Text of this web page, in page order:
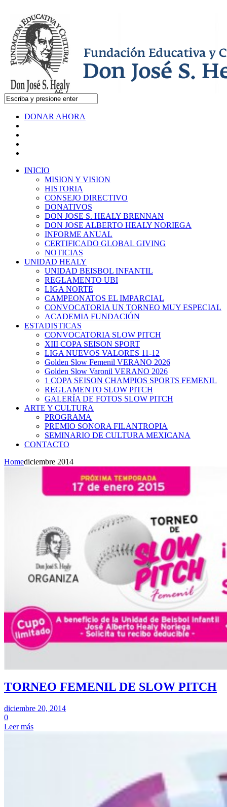
DONAR AHORA
INICIO
MISION Y VISION
HISTORIA
CONSEJO DIRECTIVO
DONATIVOS
DON JOSE S. HEALY BRENNAN
DON JOSE ALBERTO HEALY NORIEGA
INFORME ANUAL
CERTIFICADO GLOBAL GIVING
NOTICIAS
UNIDAD HEALY
UNIDAD BEISBOL INFANTIL
REGLAMENTO UBI
LIGA NORTE
CAMPEONATOS EL IMPARCIAL
CONVOCATORIA UN TORNEO MUY ESPECIAL
ACADEMIA FUNDACIÓN
ESTADISTICAS
CONVOCATORIA SLOW PITCH
XIII COPA SEISON SPORT
LIGA NUEVOS VALORES 11-12
Golden Slow Femenil VERANO 2026
Golden Slow Varonil VERANO 2026
1 COPA SEISON CHAMPIOS SPORTS FEMENIL
REGLAMENTO SLOW PITCH
GALERÍA DE FOTOS SLOW PITCH
ARTE Y CULTURA
PROGRAMA
PREMIO SONORA FILANTROPIA
SEMINARIO DE CULTURA MEXICANA
CONTACTO
Homediciembre 2014
TORNEO FEMENIL DE SLOW PITCH
diciembre 20, 2014
0
Leer más